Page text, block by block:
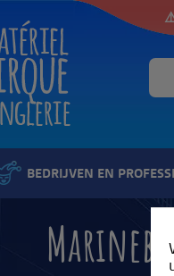
BEDRIJVEN EN